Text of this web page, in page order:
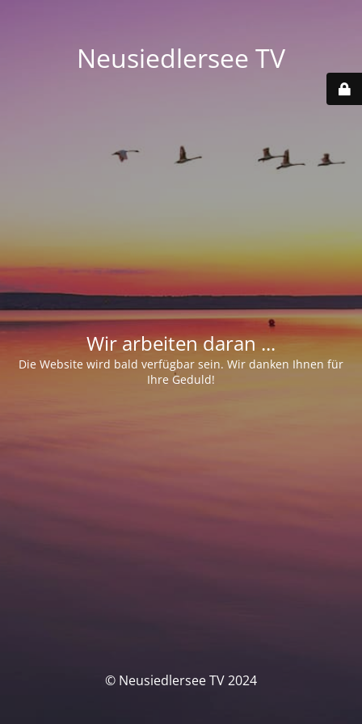
Neusiedlersee TV
Wir arbeiten daran ...
Die Website wird bald verfügbar sein. Wir danken Ihnen für
Ihre Geduld!
© Neusiedlersee TV 2024